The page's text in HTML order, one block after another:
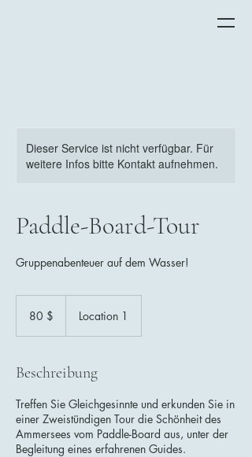
Dieser Service ist nicht verfügbar. Für
weitere Infos bitte Kontakt aufnehmen.
Paddle-Board-Tour
Gruppenabenteuer auf dem Wasser!
Dollar80 $ Location 1
Beschreibung
Treffen Sie Gleichgesinnte und erkunden Sie in
einer Zweistündigen Tour die Schönheit des
Ammersees vom Paddle-Board aus, unter der
Begleitung eines erfahrenen Guides.